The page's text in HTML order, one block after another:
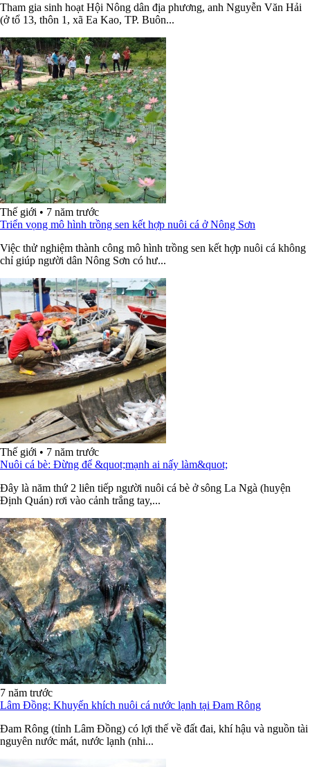
Tham gia sinh hoạt Hội Nông dân địa phương, anh Nguyễn Văn Hải
(ở tổ 13, thôn 1, xã Ea Kao, TP. Buôn...
Thế giới • 7 năm trước
Triển vọng mô hình trồng sen kết hợp nuôi cá ở Nông Sơn
Việc thử nghiệm thành công mô hình trồng sen kết hợp nuôi cá không
chỉ giúp người dân Nông Sơn có hư...
Thế giới • 7 năm trước
Nuôi cá bè: Đừng để &quot;mạnh ai nấy làm&quot;
Đây là năm thứ 2 liên tiếp người nuôi cá bè ở sông La Ngà (huyện
Định Quán) rơi vào cảnh trắng tay,...
7 năm trước
Lâm Đồng: Khuyến khích nuôi cá nước lạnh tại Đam Rông
Đam Rông (tỉnh Lâm Đồng) có lợi thế về đất đai, khí hậu và nguồn tài
nguyên nước mát, nước lạnh (nhi...